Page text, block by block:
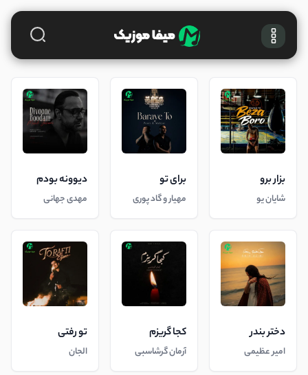
بزار برو
شایان یو
برای تو
مهیار و گاد پوری
دیوونه بودم
مهدی جهانی
دختر بندر
امیر عظیمی
کجا گریزم
آرمان گرشاسبی
تو رفتی
الجان